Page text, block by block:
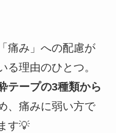
痛み」への配慮が
る理由のひとつ。
テープの3種類から
、痛みに弱い方で
す💡